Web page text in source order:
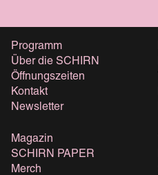
Programm
Über die SCHIRN
Öffnungszeiten
Kontakt
Newsletter
Magazin
SCHIRN PAPER
Merch